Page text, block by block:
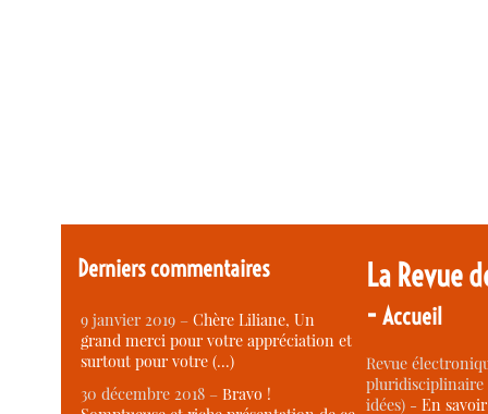
Derniers commentaires
9 janvier 2019 –Chère Liliane, Un
grand merci pour votre appréciation et
surtout pour votre (…)
30 décembre 2018 –Bravo !
La Revue
-Accueil
Revue
idées) -En